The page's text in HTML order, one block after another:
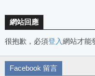
網站回應
很抱歉，必須登入網站才能
Facebook 留言